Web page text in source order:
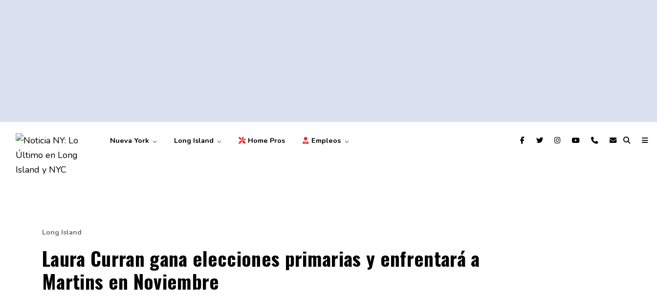
Nueva York Long Island Home Pros Empleos
Long Island
Laura Curran gana elecciones primarias y enfrentará a
Martins en Noviembre